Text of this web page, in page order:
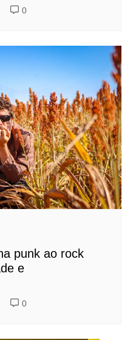
0
punk ao rock
e
0